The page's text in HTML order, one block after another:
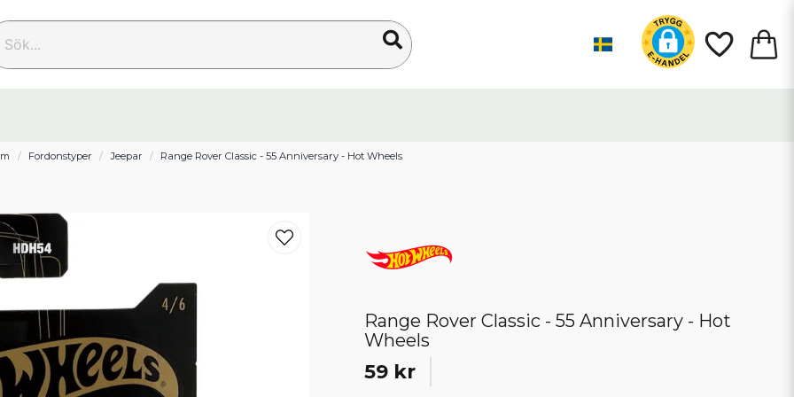
Fordonstyper Jeepar Range Rover Classic - 55 Anniversary - Hot Wheels
Range Rover Classic - 55 Anniversary - Hot
Wheels
59 kr